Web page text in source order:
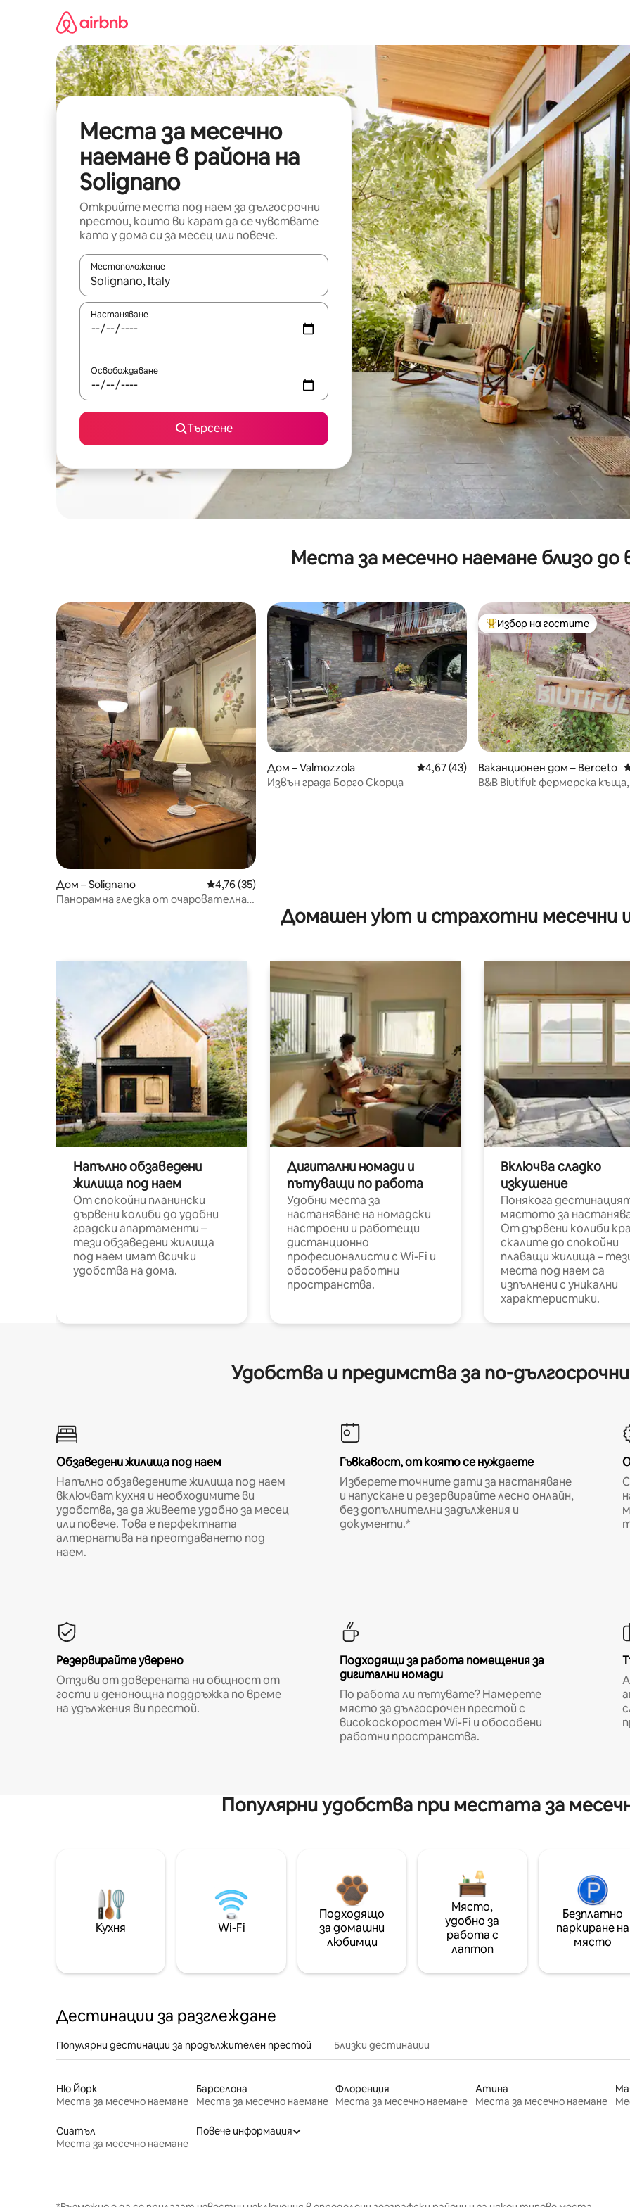
съдържанието
Места за месечно
наемане в района на
Solignano
Открийте места под наем за дългосрочни
престои, които ви карат да се чувствате
като у дома си за месец или повече.
Местоположение
Когато резултатите се покажат, използвайте клавишите със стрелки нагоре и надолу или навигирайте с
Настаняване
Освобождаване
Търсене
Места за месечно наемане близо до
Дом – Solignano Средна оценка: 4,76 от 5, 35 отзива
4,76 (35)
Панорамна гледка от очарователна
Дом – Valmozzola Средна оценка: 4,67 от 5, 43 отзива
4,67 (43)
Извън града Борго Скорца
Най-популярен избор на
Избор на гостите
Ваканционен дом – Berceto
B&B Biutiful: фермерска къща,
Домашен уют и страхотни месечни
Напълно обзаведени
жилища под наем
От спокойни планински
дървени колиби до удобни
градски апартаменти –
тези обзаведени жилища
под наем имат всички
удобства на дома.
Дигитални номади и
пътуващи по работа
Удобни места за
настаняване на номадски
настроени и работещи
дистанционно
професионалисти с Wi-Fi и
обособени работни
пространства.
Включва сладко
изкушение
Понякога
мястото за
От дървени колиби
скалите до спокойни
плаващи жилища –
места под наем са
изпълнени с уникални
характеристики.
Удобства и предимства за по-
Обзаведени жилища под наем
Напълно обзаведените жилища под наем
включват кухня и необходимите ви
удобства, за да живеете удобно за месец
или повече. Това е перфектната
алтернатива на преотдаването под
наем.
Гъвкавост, от която се нуждаете
Изберете точните дати за настаняване
и напускане и резервирайте лесно онлайн,
без допълнителни задължения и
документи.*
Резервирайте уверено
Отзиви от доверената ни общност от
гости и денонощна поддръжка по време
на удължения ви престой.
Подходящи за работа помещения за
дигитални номади
По работа ли пътувате? Намерете
място за дългосрочен престой с
високоскоростен Wi-Fi и обособени
работни пространства.
Популярни удобства при местата за
Кухня Wi-Fi
Подходящо
за домашни
любимци
Място,
удобно за
работа с
лаптоп
Безплатно
паркиране на
място
Дестинации за разглеждане
Популярни дестинации за продължителен престой Близки дестинации
Ню Йорк
Места за месечно наемане
Барселона
Места за месечно наемане
Флоренция
Места за месечно наемане
Атина
Места за месечно наемане
Сиатъл
Места за месечно наемане
Повече информация